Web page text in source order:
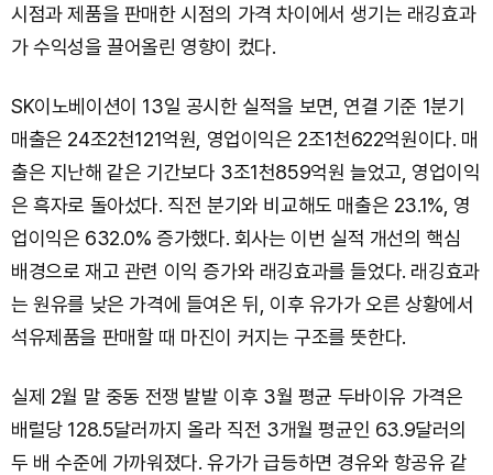
시점과 제품을 판매한 시점의 가격 차이에서 생기는 래깅효과
가 수익성을 끌어올린 영향이 컸다.
SK이노베이션이 13일 공시한 실적을 보면, 연결 기준 1분기
매출은 24조2천121억원, 영업이익은 2조1천622억원이다. 매
출은 지난해 같은 기간보다 3조1천859억원 늘었고, 영업이익
은 흑자로 돌아섰다. 직전 분기와 비교해도 매출은 23.1%, 영
업이익은 632.0% 증가했다. 회사는 이번 실적 개선의 핵심
배경으로 재고 관련 이익 증가와 래깅효과를 들었다. 래깅효과
는 원유를 낮은 가격에 들여온 뒤, 이후 유가가 오른 상황에서
석유제품을 판매할 때 마진이 커지는 구조를 뜻한다.
실제 2월 말 중동 전쟁 발발 이후 3월 평균 두바이유 가격은
배럴당 128.5달러까지 올라 직전 3개월 평균인 63.9달러의
두 배 수준에 가까워졌다. 유가가 급등하면 경유와 항공유 같